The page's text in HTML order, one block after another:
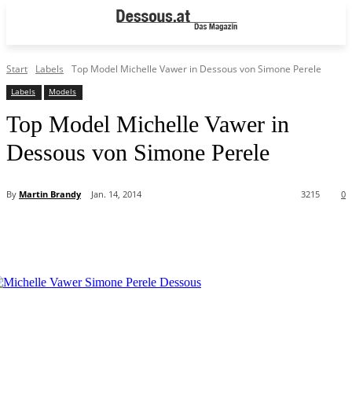
Start Labels Top Model Michelle Vawer in Dessous von Simone Perele
Labels Models
Top Model Michelle Vawer in
Dessous von Simone Perele
By Martin Brandy Jan. 14, 2014 0
3215